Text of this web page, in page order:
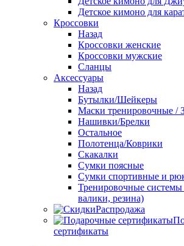
Детское кимоно для
Кроссовки
Назад
Кроссовки женские
Кроссовки мужские
Сланцы
Аксессуары
Назад
Бутылки/Шейкеры
Маски тренировочные /
Нашивки/Брелки
Остальное
Полотенца/Коврики
Скакалки
Сумки поясные
Сумки спортивные и
Тренировочные
валики, резина)
Распродажа
сертификаты